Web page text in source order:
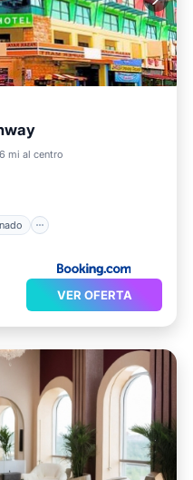
mi al centro
acondicionado
VER OFERTA